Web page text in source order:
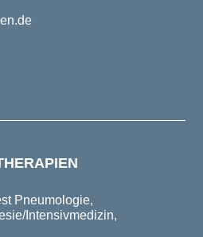
Pneumologie,
Intensivmedizin,